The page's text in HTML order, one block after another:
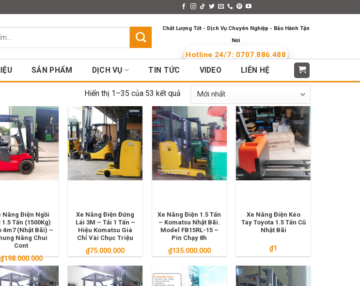
Chất Lượng Tốt - Dịch Vụ Chuyên Nghiệp - Bảo Hành Tận
Nơi
Hotline 24/7: 0707.886.488
SẢN PHẨM DỊCH VỤ TIN TỨC VIDEO LIÊN HỆ
Hiển thị 1–35 của 53 kết quả
Nâng Điện Ngồi
1.5 Tấn (1500Kg)
4m7 (Nhật Bãi) –
Nâng Chui
Cont
₫198.000.000
Xe Nâng Điện Đứng
Lái 3M – Tải 1 Tấn –
Hiệu Komatsu Giá
Chỉ Vài Chục Triệu
₫75.000.000
Xe Nâng Điện 1.5 Tấn
– Komatsu Nhật Bãi.
Model FB15RL-15 –
Pin Chạy 8h
₫135.000.000
Xe Nâng Điện Kéo
Tay Toyota 1.5 Tấn Cũ
Nhật Bãi
₫1